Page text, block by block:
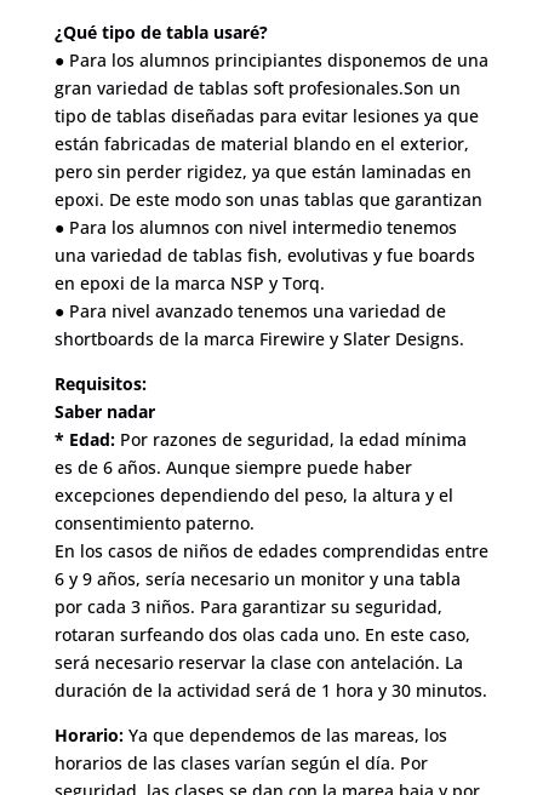
¿Qué tipo de tabla usaré?
● Para los alumnos principiantes disponemos de una
gran variedad de tablas soft profesionales.Son un
tipo de tablas diseñadas para evitar lesiones ya que
están fabricadas de material blando en el exterior,
pero sin perder rigidez, ya que están laminadas en
epoxi. De este modo son unas tablas que garantizan
● Para los alumnos con nivel intermedio tenemos
una variedad de tablas fish, evolutivas y fue boards
en epoxi de la marca NSP y Torq.
● Para nivel avanzado tenemos una variedad de
shortboards de la marca Firewire y Slater Designs.
Requisitos:
Saber nadar
* Edad:Por razones de seguridad, la edad mínima
es de 6 años. Aunque siempre puede haber
excepciones dependiendo del peso, la altura y el
consentimiento paterno.
En los casos de niños de edades comprendidas entre
6 y 9 años, sería necesario un monitor y una tabla
por cada 3 niños. Para garantizar su seguridad,
rotaran surfeando dos olas cada uno. En este caso,
será necesario reservar la clase con antelación. La
duración de la actividad será de 1 hora y 30 minutos.
Horario:Ya que dependemos de las mareas, los
horarios de las clases varían según el día. Por